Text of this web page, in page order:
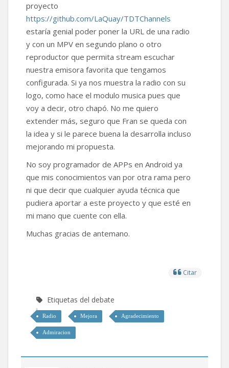
proyecto
https://github.com/LaQuay/TDTChannels
estaría genial poder poner la URL de una radio
y con un MPV en segundo plano o otro
reproductor que permita stream escuchar
nuestra emisora favorita que tengamos
configurada. Si ya nos muestra la radio con su
logo, como hace el modulo musica pues que
voy a decir, otro chapó. No me quiero
extender más, seguro que Fran se queda con
la idea y si le parece buena la desarrolla incluso
mejorando mi propuesta.
No soy programador de APPs en Android ya
que mis conocimientos van por otra rama pero
ni que decir que cualquier ayuda técnica que
pudiera aportar a este proyecto y que esté en
mi mano que cuente con ella.
Muchas gracias de antemano.
Citar
Etiquetas del debate
Radio Mejora Agradecimiento
Admiracion